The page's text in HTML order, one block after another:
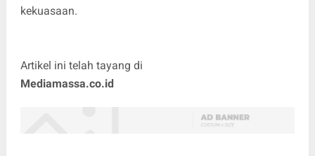
kekuasaan.
Artikel ini telah tayang di
Mediamassa.co.id